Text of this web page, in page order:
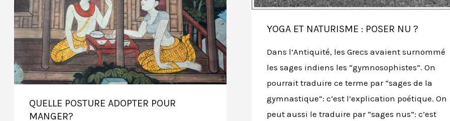
YOGA ET NATURISME : POSER NU ?
Dans l’Antiquité, les Grecs avaient surnommé
les sages indiens les “gymnosophistes”. On
pourrait traduire ce terme par “sages de la
gymnastique”: c’est l’explication poétique. On
peut aussi le traduire par “sages nus”: c’est
QUELLE POSTURE ADOPTER POUR
MANGER?